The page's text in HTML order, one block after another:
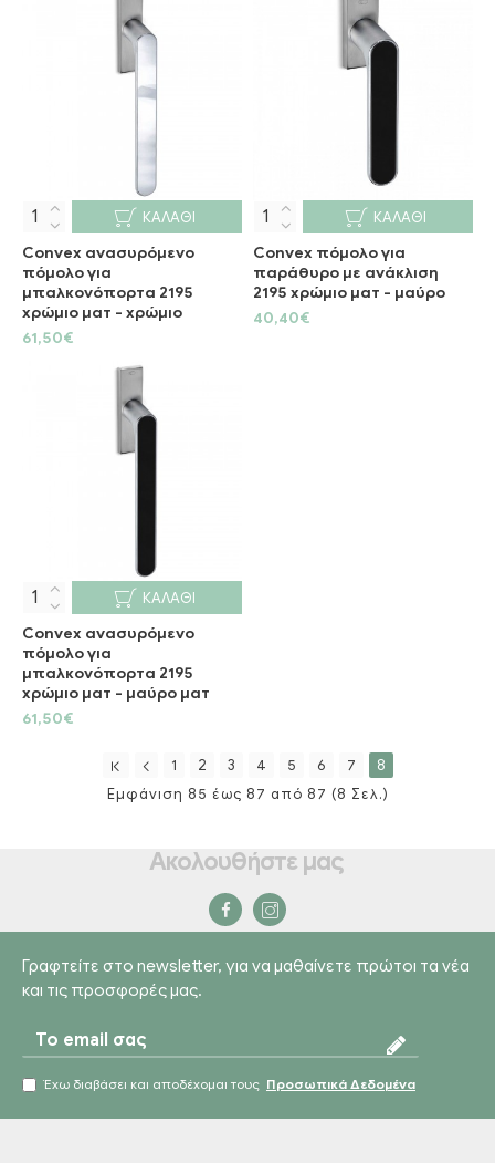
Convex ανασυρόμενο
πόμολο για
μπαλκονόπορτα 2195
χρώμιο ματ - χρώμιο
61,50€
ΚΑΛΆΘΙ
Convex πόμολο για
παράθυρο με ανάκλιση
2195 χρώμιο ματ - μαύρο
40,40€
ΚΑΛΆΘΙ
Convex ανασυρόμενο
πόμολο για
μπαλκονόπορτα 2195
χρώμιο ματ - μαύρο ματ
61,50€
ΚΑΛΆΘΙ
1 2 3 4 5 6 7
8
Εμφάνιση 85 έως 87 από 87 (8 Σελ.)
Ακολουθήστε μας
Γραφτείτε στο newsletter, για να μαθαίνετε πρώτοι τα νέα
και τις προσφορές μας.
Έχω διαβάσει και αποδέχομαι τους Προσωπικά Δεδομένα